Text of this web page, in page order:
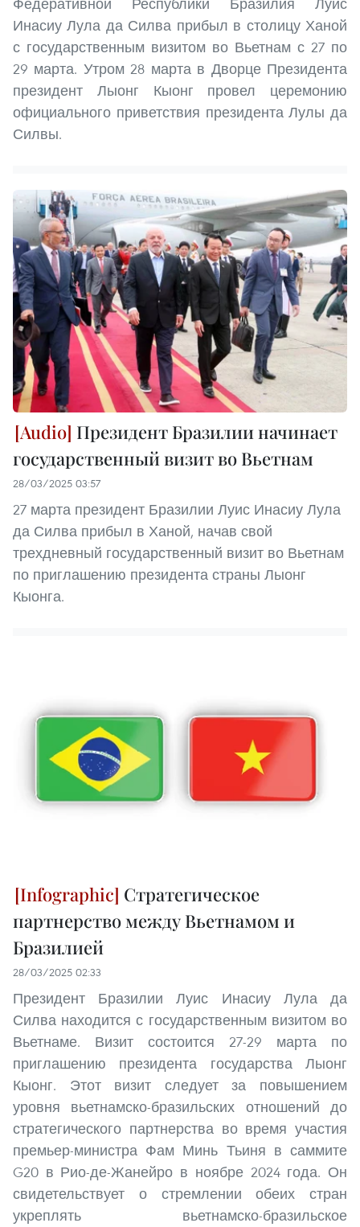
Инасиу Лула да Силва прибыл в столицу Ханой
с государственным визитом во Вьетнам с 27 по
29 марта. Утром 28 марта в Дворце Президента
президент Лыонг Кыонг провел церемонию
официального приветствия президента Лулы да
Силвы.
Президент Бразилии начинает
государственный визит во Вьетнам
28/03/2025 03:57
27 марта президент Бразилии Луис Инасиу Лула
да Силва прибыл в Ханой, начав свой
трехдневный государственный визит во Вьетнам
по приглашению президента страны Лыонг
Кыонга.
Стратегическое
партнерство между Вьетнамом и
Бразилией
28/03/2025 02:33
Президент Бразилии Луис Инасиу Лула да
Силва находится с государственным визитом во
Вьетнаме. Визит состоится 27-29 марта по
приглашению президента государства Лыонг
Кыонг. Этот визит следует за повышением
уровня вьетнамско-бразильских отношений до
стратегического партнерства во время участия
премьер-министра Фам Минь Тьиня в саммите
G20 в Рио-де-Жанейро в ноябре 2024 года. Он
свидетельствует о стремлении обеих стран
укреплять вьетнамско-бразильское